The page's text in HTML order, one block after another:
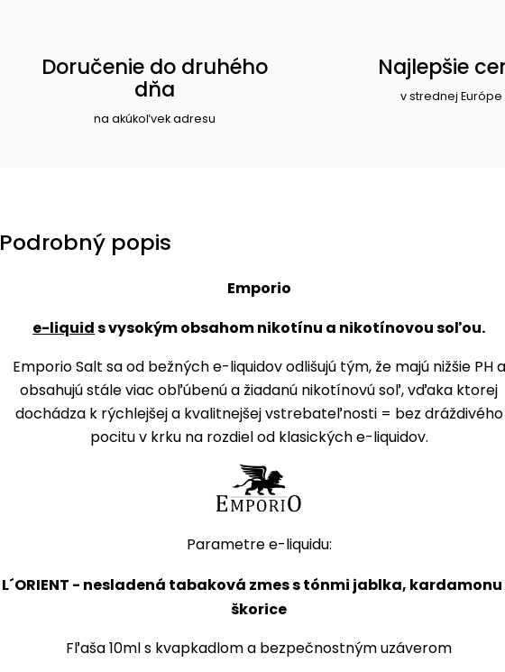
Doručenie do druhého
dňa
na akúkoľvek adresu
Najlepšie
v strednej Európe
Podrobný popis
Emporio
e-liquids vysokým obsahom nikotínu a nikotínovou soľou.
Emporio Salt sa od bežných e-liquidov odlišujú tým, že majú nižšie PH a
obsahujú stále viac obľúbenú a žiadanú nikotínovú soľ, vďaka ktorej
dochádza k rýchlejšej a kvalitnejšej vstrebateľnosti = bez dráždivého
pocitu v krku na rozdiel od klasických e-liquidov.
Parametre e-liquidu:
L´ORIENT - nesladená tabaková zmes s tónmi jablka, kardamonu
škorice
Fľaša 10ml s kvapkadlom a bezpečnostným uzáverom